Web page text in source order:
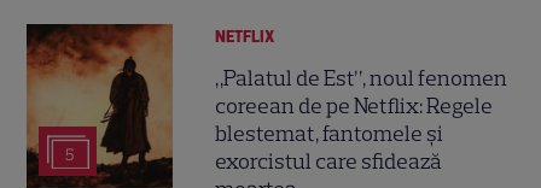
5
NETFLIX
„Palatul de Est”, noul fenomen
coreean de pe Netflix: Regele
blestemat, fantomele și
exorcistul care sfidează